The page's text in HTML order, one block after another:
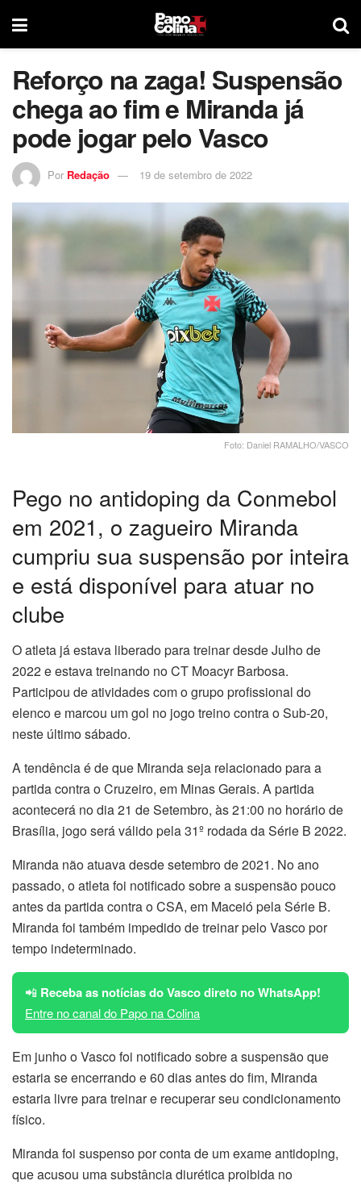
Reforço na zaga! Suspensão
chega ao fim e Miranda já
pode jogar pelo Vasco
Por Redação 19 de setembro de 2022
Foto: Daniel RAMALHO/VASCO
Pego no antidoping da Conmebol
em 2021, o zagueiro Miranda
cumpriu sua suspensão por inteira
e está disponível para atuar no
clube
O atleta já estava liberado para treinar desde Julho de
2022 e estava treinando no CT Moacyr Barbosa.
Participou de atividades com o grupo profissional do
elenco e marcou um gol no jogo treino contra o Sub-20,
neste último sábado.
A tendência é de que Miranda seja relacionado para a
partida contra o Cruzeiro, em Minas Gerais. A partida
acontecerá no dia 21 de Setembro, às 21:00 no horário de
Brasília, jogo será válido pela 31º rodada da Série B 2022.
Miranda não atuava desde setembro de 2021. No ano
passado, o atleta foi notificado sobre a suspensão pouco
antes da partida contra o CSA, em Maceió pela Série B.
Miranda foi também impedido de treinar pelo Vasco por
tempo indeterminado.
📲 Receba as notícias do Vasco direto no WhatsApp!
Entre no canal do Papo na Colina
Em junho o Vasco foi notificado sobre a suspensão que
estaria se encerrando e 60 dias antes do fim, Miranda
estaria livre para treinar e recuperar seu condicionamento
físico.
Miranda foi suspenso por conta de um exame antidoping,
que acusou uma substância diurética proibida no